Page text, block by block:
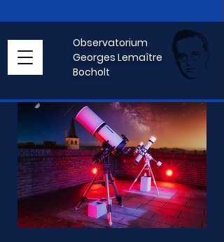
Observatorium
Georges Lemaître
Bocholt